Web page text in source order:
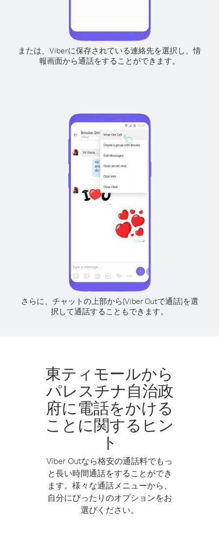
または、Viberに保存されている連絡先を選択し、情
報画面から通話をすることができます。
さらに、チャットの上部から[Viber Outで通話]を選
択して通話することもできます。
東ティモールから
パレスチナ自治政
府に電話をかける
ことに関するヒン
ト
Viber Outなら格安の通話料でもっ
と長い時間通話をすることができ
ます。様々な通話メニューから、
自分にぴったりのオプションをお
選びください。